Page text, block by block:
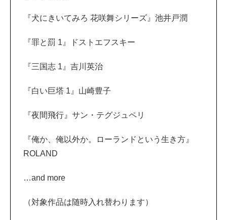
『犬にきいてみろ 花咲舞シリーズ』池井戸潤
『罪と罰 1』ドストエフスキー
『三国志 1』吉川英治
『白い巨塔 1』山崎豊子
『夜間飛行』サン・テグジュペリ
『俺か、俺以外か。ローランドという生き方』
ROLAND
…and more
（対象作品は随時入れ替わります）